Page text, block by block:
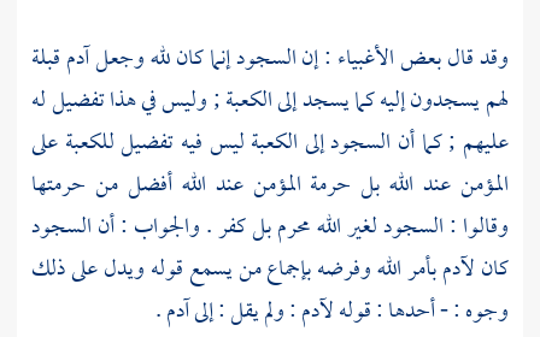
وقد قال بعض الأغبياء : إن السجود إنما كان لله وجعلآدمقبلة
لهم يسجدون إليه كما يسجد إلىالكعبة; وليس في هذا تفضيل له
عليهم ; كما أن السجود إلىالكعبةليس فيه تفضيلللكعبةعلى
المؤمن عند الله بل حرمة المؤمن عند الله أفضل من حرمتها
وقالوا : السجود لغير الله محرم بل كفر . والجواب : أن السجود
كانلآدمبأمر الله وفرضه بإجماع من يسمع قوله ويدل على ذلك
وجوه : - أحدها : قولهلآدم: ولم يقل : إلىآدم.